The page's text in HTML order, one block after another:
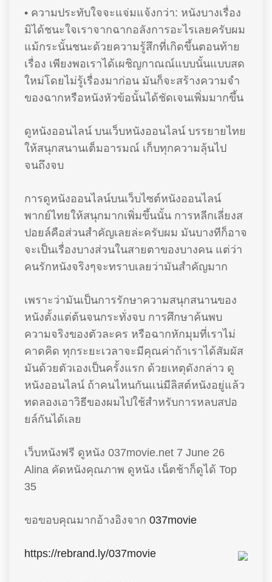
• ความประทับใจจะแจ่มแจ้งกว่า: หนังบางเรื่อง
มิได้ชนะใจเราจากฉากอลังการอะไรเลยครับผม
แม้กระนั้นชนะด้วยความรู้สึกที่เกิดขึ้นตอนท้าย
เรื่อง เพียงพอเราได้เผชิญกาณณ์แบบนั้นแบบสด
ใหม่โดยไม่รู้เรื่องมาก่อน มันก็จะสร้างความจำ
ของฉากหรือหนังหัวข้อนั้นได้ชัดเจนเพิ่มมากขึ้น
ดูหนังออนไลน์ บนเว็บหนังออนไลน์ บรรยายไทย
ให้สนุกสนานเต็มอารมณ์ เก็บทุกความลุ้นไป
จนถึงจบ
การดูหนังออนไลน์บนเว็บไซต์หนังออนไลน์
พากย์ไทยให้สนุกมากเพิ่มขึ้นนั้น การหลีกเลี่ยงส
ปอยล์คือส่วนสำคัญเลยล่ะครับผม มันบางทีก็อาจ
จะเป็นเรื่องบางส่วนในสายตาของบางคน แต่ว่า
คนรักหนังจริงๆจะทราบเลยว่ามันสำคัญมาก
เพราะว่ามันเป็นการรักษาความสนุกสนานของ
หนังตั้งแต่ต้นจนกระทั่งจบ การศึกษาค้นพบ
ความจริงของตัวละคร หรือฉากหักมุมที่เราไม่
คาดคิด ทุกระยะเวลาจะมีคุณค่าถ้าเราได้สัมผัส
มันด้วยตัวเองเป็นครั้งแรก ด้วยเหตุดังกล่าว ดู
หนังออนไลน์ ถ้าคนไหนกันแน่มีลิสต์หนังอยู่แล้ว
ทดลองเอาวิธีของผมไปใช้สำหรับการหลบสปอ
ยล์กันได้เลย
เว็บหนังฟรี ดูหนัง 037movie.net 7 June 26
Alina คัดหนังคุณภาพ ดูหนัง เน็ตช้าก็ดูได้ Top
35
ขอขอบคุณมากอ้างอิงจาก 037movie
https://rebrand.ly/037movie